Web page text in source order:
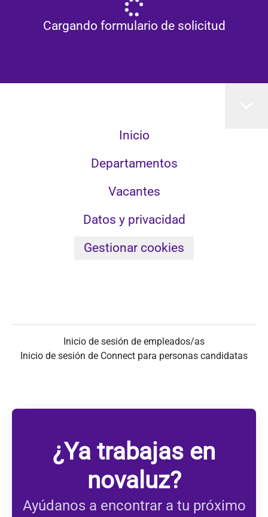
Cargando formulario de solicitud
Inicio
Departamentos
Vacantes
Datos y privacidad
Gestionar cookies
Inicio de sesión de empleados/as
Inicio de sesión de Connect para personas candidatas
¿Ya trabajas en
novaluz?
Ayúdanos a encontrar a tu próximo